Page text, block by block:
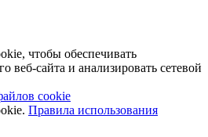
чтобы обеспечивать
веб-сайта и анализировать сетевой
cookie
Правила использования